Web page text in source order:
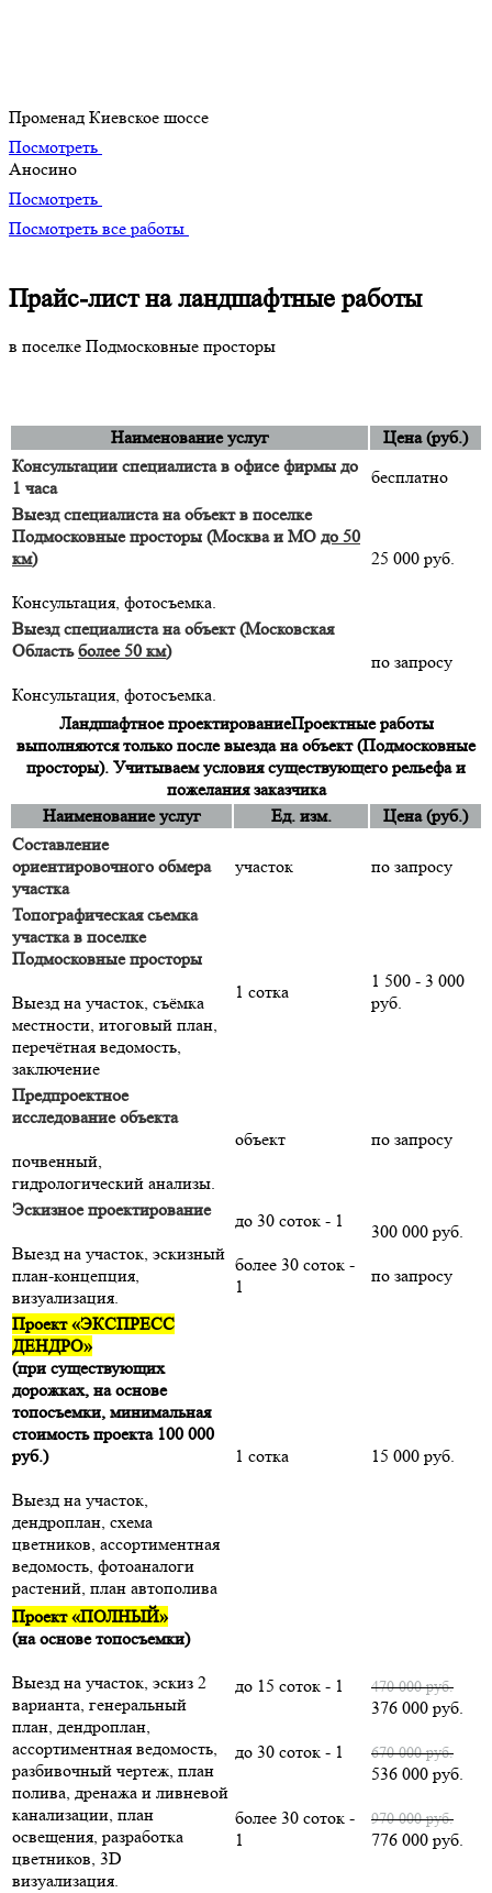
Променад Киевское шоссе
Посмотреть
Аносино
Посмотреть
Посмотреть все работы
Прайс-лист на ландшафтные работы
в поселке Подмосковные просторы
Наименование услуг
Цена (руб.)
Консультации специалиста в офисе фирмы до
1 часа
бесплатно
Выезд специалиста на объект в поселке
Подмосковные просторы (Москва и МО до 50
км)
Консультация, фотосъемка.
25 000 руб.
Выезд специалиста на объект (Московская
Областьболее 50 км)
Консультация, фотосъемка.
по запросу
Ландшафтное проектированиеПроектные работы
выполняются только после выезда на объект (Подмосковные
просторы). Учитываем условия существующего рельефа и
пожелания заказчика
Наименование услуг
Ед. изм.
Цена (руб.)
Составление
ориентировочного обмера
участка
участок по запросу
Топографическая сьемка
участка в поселке
Подмосковные просторы
Выезд на участок, съёмка
местности, итоговый план,
перечётная ведомость,
заключение
1 сотка
1 500 - 3 000
руб.
Предпроектное
исследование объекта
почвенный,
гидрологический анализы.
объект по запросу
Эскизное проектирование
Выезд на участок, эскизный
план-концепция,
визуализация.
до 30 соток - 1
более 30 соток -
1
300 000 руб.
по запросу
Проект «ЭКСПРЕСС
ДЕНДРО»
(при существующих
дорожках, на основе
топосъемки, минимальная
стоимость проекта 100 000
руб.)
Выезд на участок,
дендроплан, схема
цветников, ассортиментная
ведомость, фотоаналоги
растений, план автополива
1 сотка 15 000 руб.
Проект «ПОЛНЫЙ»
(на основе топосъемки)
Выезд на участок, эскиз 2
варианта, генеральный
план, дендроплан,
ассортиментная ведомость,
разбивочный чертеж, план
полива, дренажа и ливневой
канализации, план
освещения, разработка
цветников, 3D
визуализация.
до 15 соток - 1
до 30 соток - 1
более 30 соток -
1
470 000 руб.
376 000 руб.
670 000 руб.
536 000 руб.
970 000 руб.
776 000 руб.